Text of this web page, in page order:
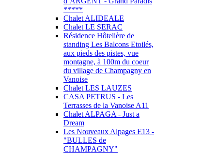
*****
Chalet ALIDEALE
Chalet LE SERAC
Résidence Hôtelière de
standing Les Balcons Etoilés,
aux pieds des pistes, vue
montagne, à 100m du coeur
du village de Champagny en
Vanoise
Chalet LES LAUZES
CASA PETRUS - Les
Terrasses de la Vanoise A11
Chalet ALPAGA - Just a
Dream
Les Nouveaux Alpages E13 -
"BULLES de
CHAMPAGNY"